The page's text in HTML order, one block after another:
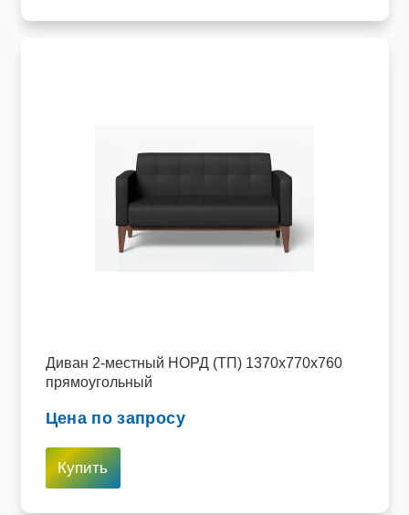
Диван 2-местный НОРД (ТП) 1370х770х760
прямоугольный
Цена по запросу
Купить